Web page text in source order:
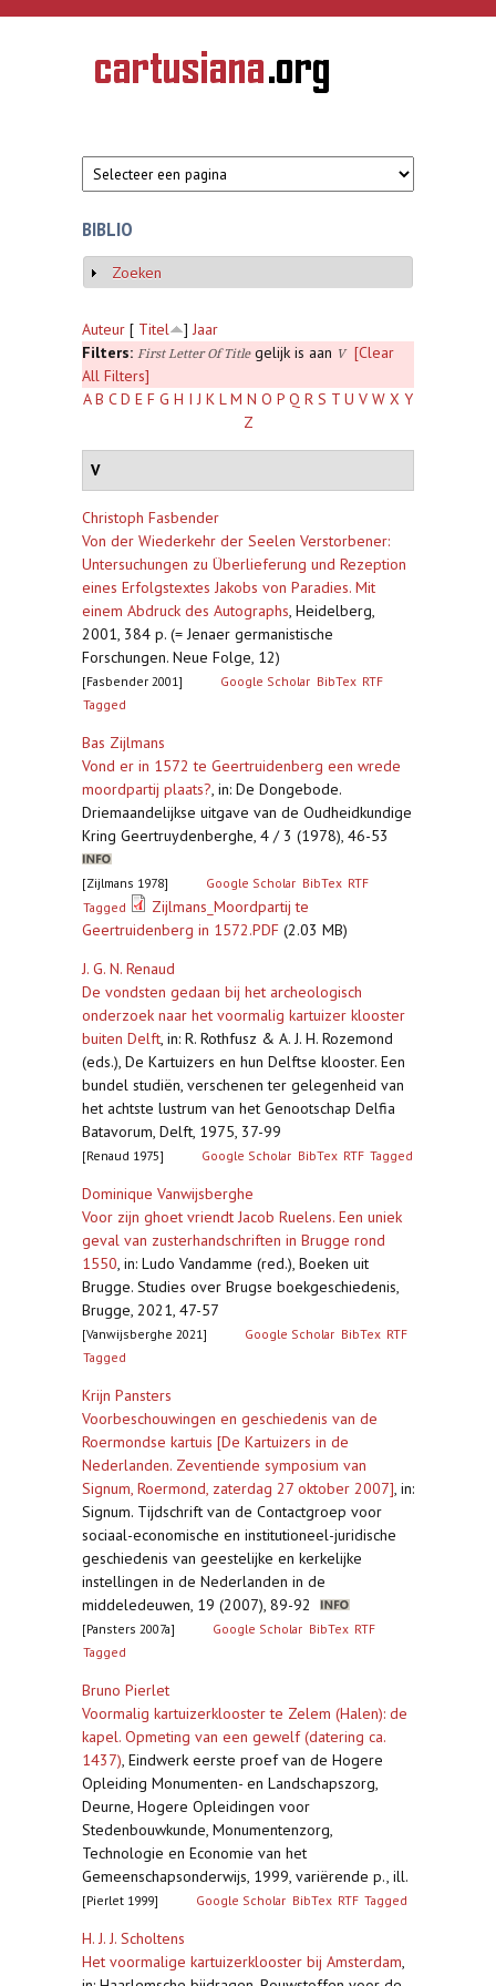
Overslaan en naar de inhoud gaan
CARTUSIANA
Geschiedenis
van de
BIBLIO
Weergeven
Zoeken
Auteur [ Titel ] Jaar
Filters: First Letter Of Titlegelijk is aan V
[Clear
All Filters]
A B C D E F G H I J K L M N O P Q R S T U V W X Y
Z
V
Christoph Fasbender
Von der Wiederkehr der Seelen Verstorbener:
Untersuchungen zu Überlieferung und Rezeption
eines Erfolgstextes Jakobs von Paradies. Mit
einem Abdruck des Autographs, Heidelberg,
2001, 384 p. (= Jenaer germanistische
Forschungen. Neue Folge, 12)
[Fasbender 2001] Google Scholar BibTex RTF
Tagged
Bas Zijlmans
Vond er in 1572 te Geertruidenberg een wrede
moordpartij plaats?, in: De Dongebode.
Driemaandelijkse uitgave van de Oudheidkundige
Kring Geertruydenberghe, 4 / 3 (1978), 46-53
[Zijlmans 1978] Google Scholar BibTex RTF
Tagged
Zijlmans_Moordpartij te
Geertruidenberg in 1572.PDF (2.03 MB)
J. G. N. Renaud
De vondsten gedaan bij het archeologisch
onderzoek naar het voormalig kartuizer klooster
buiten Delft, in: R. Rothfusz & A. J. H. Rozemond
(eds.), De Kartuizers en hun Delftse klooster. Een
bundel studiën, verschenen ter gelegenheid van
het achtste lustrum van het Genootschap Delfia
Batavorum, Delft, 1975, 37-99
[Renaud 1975] Google Scholar BibTex RTF Tagged
Dominique Vanwijsberghe
Voor zijn ghoet vriendt Jacob Ruelens. Een uniek
geval van zusterhandschriften in Brugge rond
1550, in: Ludo Vandamme (red.), Boeken uit
Brugge. Studies over Brugse boekgeschiedenis,
Brugge, 2021, 47-57
[Vanwijsberghe 2021] Google Scholar BibTex RTF
Tagged
Krijn Pansters
Voorbeschouwingen en geschiedenis van de
Roermondse kartuis [De Kartuizers in de
Nederlanden. Zeventiende symposium van
Signum, Roermond, zaterdag 27 oktober 2007], in:
Signum. Tijdschrift van de Contactgroep voor
sociaal-economische en institutioneel-juridische
geschiedenis van geestelijke en kerkelijke
instellingen in de Nederlanden in de
middeledeuwen, 19 (2007), 89-92
[Pansters 2007a] Google Scholar BibTex RTF
Tagged
Bruno Pierlet
Voormalig kartuizerklooster te Zelem (Halen): de
kapel. Opmeting van een gewelf (datering ca.
1437), Eindwerk eerste proef van de Hogere
Opleiding Monumenten- en Landschapszorg,
Deurne, Hogere Opleidingen voor
Stedenbouwkunde, Monumentenzorg,
Technologie en Economie van het
Gemeenschapsonderwijs, 1999, variërende p., ill.
[Pierlet 1999] Google Scholar BibTex RTF Tagged
H. J. J. Scholtens
Het voormalige kartuizerklooster bij Amsterdam,